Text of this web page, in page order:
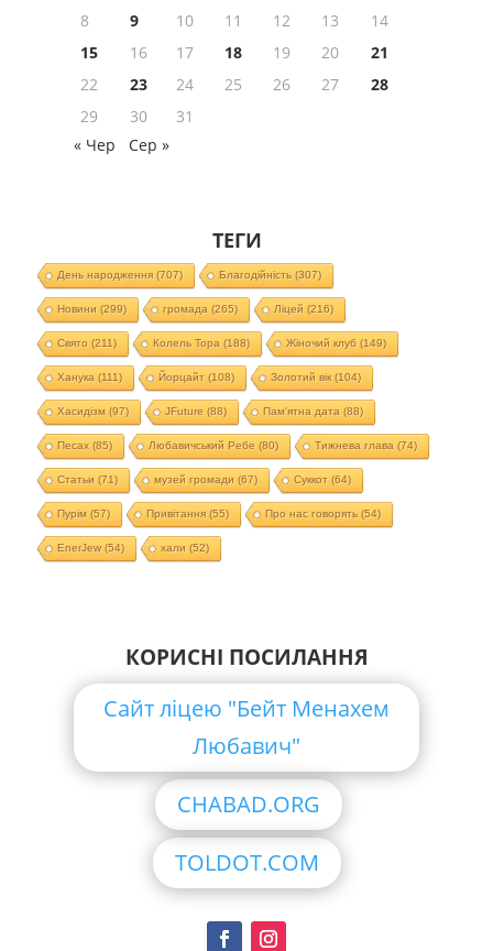
8
9 10 11 12 13
14
15
16 17 18 19 20
21
22
23 24 25 26 27
28
29
30
31
« Чер
Сер »
ТЕГИ
День народження(707) Благодійність (307)
Новини (299) громада (265) Ліцей (216)
Свято (211) Колель Тора (188) Жіночий клуб (149)
Ханука (111) Йорцайт (108) Золотий вік(104)
Хасидізм (97) JFuture (88) Пам'ятна дата (88)
Песах(85) Любавичський Ребе (80) Тижнева глава (74)
Статьи (71) музей громади (67) Суккот (64)
Пурім (57) Привітання(55) Про нас говорять (54)
EnerJew(54) хали (52)
КОРИСНІ ПОСИЛАННЯ
Сайт ліцею "Бейт Менахем
Любавич"
CHABAD.ORG
TOLDOT.COM